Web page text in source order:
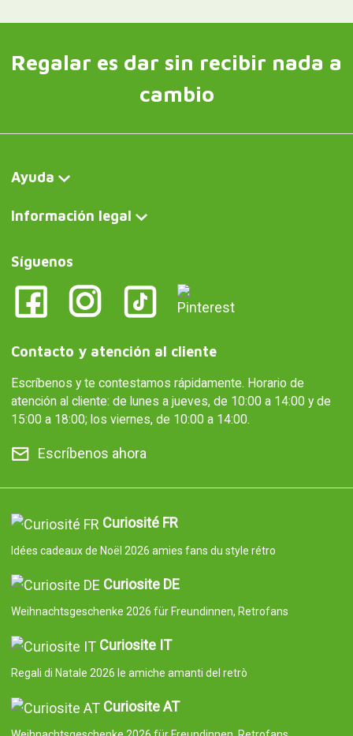
Regalar es dar sin recibir nada a
cambio
Ayuda
Información legal
Síguenos
Contacto y atención al cliente
Escríbenos y te contestamos rápidamente. Horario de
atención al cliente: de lunes a jueves, de 10:00 a 14:00 y de
15:00 a 18:00; los viernes, de 10:00 a 14:00.
Escríbenos ahora
Curiosité FR
Idées cadeaux de Noël 2026 amies fans du style rétro
Curiosite DE
Weihnachtsgeschenke 2026 für Freundinnen, Retrofans
Curiosite IT
Regali di Natale 2026 le amiche amanti del retrò
Curiosite AT